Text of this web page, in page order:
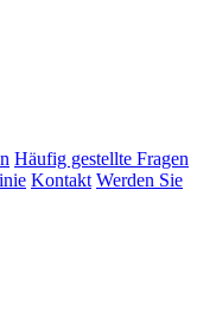
Häufig gestellte Fragen
Kontakt Werden Sie